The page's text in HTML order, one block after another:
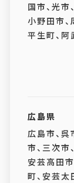
国市、光市
小野田市、
平生町、阿
広島県
広島市、呉
市、三次市
安芸高田市
町、安芸太